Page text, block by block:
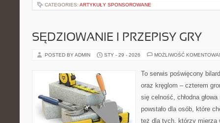
CATEGORIES: ARTYKUŁY SPONSOROWANE
SĘDZIOWANIE I PRZEPISY GRY
POSTED BY ADMIN STY - 29 - 2026 MOŻLIWOŚĆ
To serwis poświęcony
oraz kręglom – czterem
się celność, chłodna
powstało dla osób, które
też dla tych, którzy mierzą